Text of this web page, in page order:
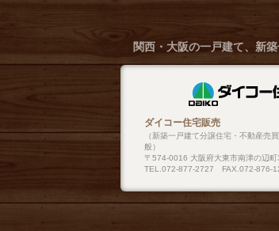
関西・大阪の一戸建て、新築
ダイコー住宅販売
（新築一戸建て分譲住宅・不動産売
般）
〒574-0016 大阪府大東市南津の辺
TEL.072-877-2727 FAX.072-876-